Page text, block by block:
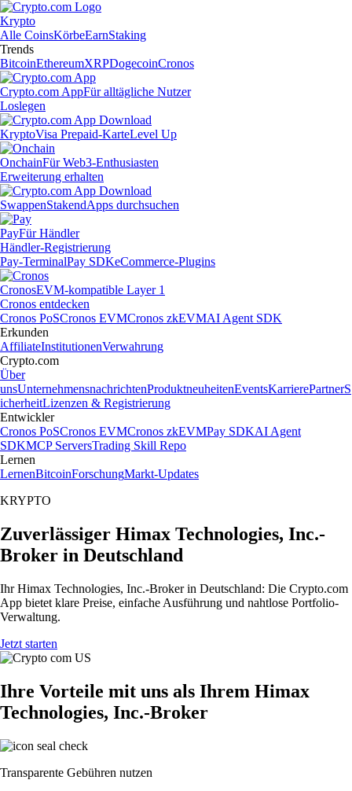
Krypto
Alle CoinsKörbeEarnStaking
Trends
BitcoinEthereumXRPDogecoinCronos
Crypto.com AppFür alltägliche Nutzer
Loslegen
KryptoVisa Prepaid-KarteLevel Up
OnchainFür Web3-Enthusiasten
Erweiterung erhalten
SwappenStakendApps durchsuchen
PayFür Händler
Händler-Registrierung
Pay-TerminalPay SDKeCommerce-Plugins
CronosEVM-kompatible Layer 1
Cronos entdecken
Cronos PoSCronos EVMCronos zkEVMAI Agent SDK
Erkunden
AffiliateInstitutionenVerwahrung
Crypto.com
Über
unsUnternehmensnachrichtenProduktneuheitenEventsKarrierePartnerS
icherheitLizenzen & Registrierung
Entwickler
Cronos PoSCronos EVMCronos zkEVMPay SDKAI Agent
SDKMCP ServersTrading Skill Repo
Lernen
LernenBitcoinForschungMarkt-Updates
KRYPTO
Zuverlässiger Himax Technologies, Inc.-
Broker in Deutschland
Ihr Himax Technologies, Inc.-Broker in Deutschland: Die Crypto.com
App bietet klare Preise, einfache Ausführung und nahtlose Portfolio-
Verwaltung.
Jetzt starten
Ihre Vorteile mit uns als Ihrem Himax
Technologies, Inc.-Broker
Transparente Gebühren nutzen